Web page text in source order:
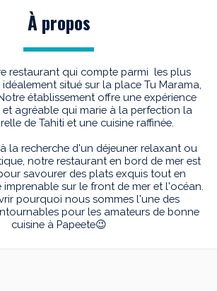
À propos
restaurant qui compte parmi  les plus
idéalement situé sur la place Tu Marama,
établissement offre une expérience
agréable qui marie à la perfection la
de Tahiti et une cuisine raffinée.
la recherche d'un déjeuner relaxant ou
notre restaurant en bord de mer est
savourer des plats exquis tout en
sur le front de mer et l'océan.
pourquoi nous sommes l'une des
pour les amateurs de bonne
cuisine à Papeete😉